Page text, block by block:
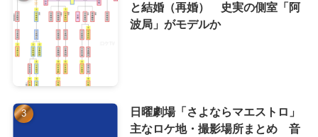
と結婚（再婚） 史実の側室「阿
波局」がモデルか
日曜劇場「さよならマエストロ」
主なロケ地・撮影場所まとめ 音